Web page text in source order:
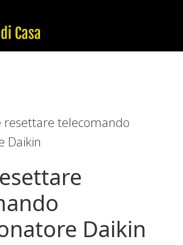
resettare telecomando
Daikin​
Daikin​